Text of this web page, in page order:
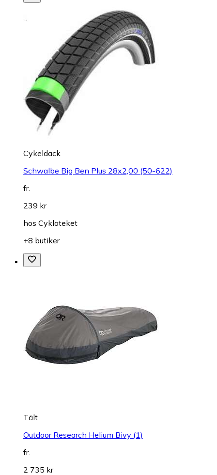
Cykeldäck
Schwalbe Big Ben Plus 28x2,00 (50-622)
fr.
239 kr
hos Cykloteket
+8 butiker
Tält
Outdoor Research Helium Bivy (1)
fr.
2 735 kr